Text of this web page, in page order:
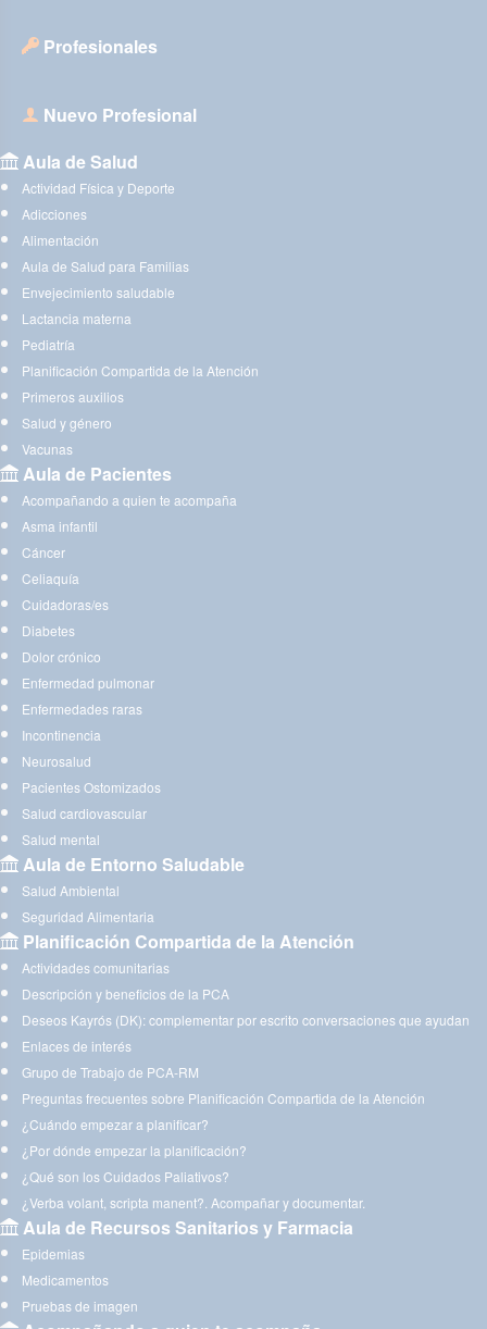
Profesionales
Nuevo Profesional
Aula de Salud
Actividad Física y Deporte
Adicciones
Alimentación
Aula de Salud para Familias
Envejecimiento saludable
Lactancia materna
Pediatría
Planificación Compartida de la Atención
Primeros auxilios
Salud y género
Vacunas
Aula de Pacientes
Acompañando a quien te acompaña
Asma infantil
Cáncer
Celiaquía
Cuidadoras/es
Diabetes
Dolor crónico
Enfermedad pulmonar
Enfermedades raras
Incontinencia
Neurosalud
Pacientes Ostomizados
Salud cardiovascular
Salud mental
Aula de Entorno Saludable
Salud Ambiental
Seguridad Alimentaria
Planificación Compartida de la Atención
Actividades comunitarias
Descripción y beneficios de la PCA
Deseos Kayrós (DK): complementar por escrito conversaciones que ayudan
Enlaces de interés
Grupo de Trabajo de PCA-RM
Preguntas frecuentes sobre Planificación Compartida de la Atención
¿Cuándo empezar a planificar?
¿Por dónde empezar la planificación?
¿Qué son los Cuidados Paliativos?
¿Verba volant, scripta manent?. Acompañar y documentar.
Aula de Recursos Sanitarios y Farmacia
Epidemias
Medicamentos
Pruebas de imagen